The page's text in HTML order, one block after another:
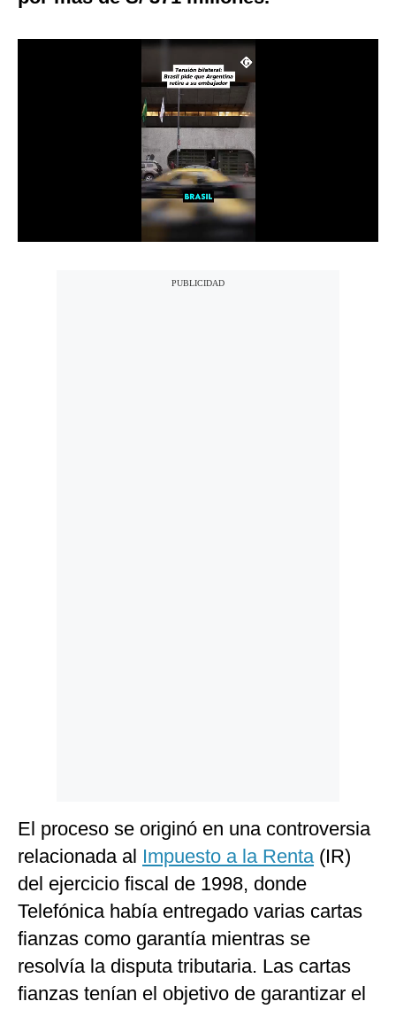
Mix
El proceso se originó en una controversia
relacionada al Impuesto a la Renta(IR)
del ejercicio fiscal de 1998, donde
Telefónica había entregado varias cartas
fianzas como garantía mientras se
resolvía la disputa tributaria. Las cartas
fianzas tenían el objetivo de garantizar el